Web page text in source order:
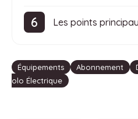
Les points
Étiquettes
Équipements Abonnement
olo Électrique